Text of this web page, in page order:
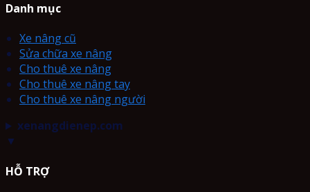
Danh mục
Xe nâng cũ
Sửa chữa xe nâng
Cho thuê xe nâng
Cho thuê xe nâng tay
Cho thuê xe nâng người
xenangdienep.com
▼
HỖ TRỢ